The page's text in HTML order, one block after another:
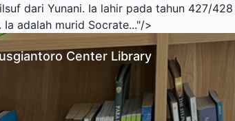
dari Yunani. Ia lahir pada tahun 427/
adalah murid Socrate..."/>
Center Library